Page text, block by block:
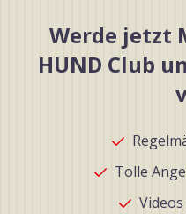
Werde jetzt
HUND Club
Tolle